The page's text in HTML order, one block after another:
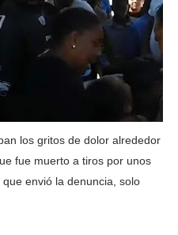
los gritos de dolor alrededor
fue muerto a tiros por unos
envió la denuncia, solo